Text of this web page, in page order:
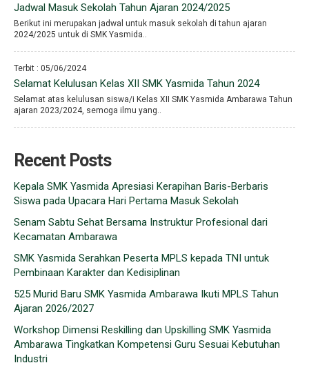
Jadwal Masuk Sekolah Tahun Ajaran 2024/2025
Berikut ini merupakan jadwal untuk masuk sekolah di tahun ajaran
2024/2025 untuk di SMK Yasmida..
Terbit : 05/06/2024
Selamat Kelulusan Kelas XII SMK Yasmida Tahun 2024
Selamat atas kelulusan siswa/i Kelas XII SMK Yasmida Ambarawa Tahun
ajaran 2023/2024, semoga ilmu yang..
Recent Posts
Kepala SMK Yasmida Apresiasi Kerapihan Baris-Berbaris
Siswa pada Upacara Hari Pertama Masuk Sekolah
Senam Sabtu Sehat Bersama Instruktur Profesional dari
Kecamatan Ambarawa
SMK Yasmida Serahkan Peserta MPLS kepada TNI untuk
Pembinaan Karakter dan Kedisiplinan
525 Murid Baru SMK Yasmida Ambarawa Ikuti MPLS Tahun
Ajaran 2026/2027
Workshop Dimensi Reskilling dan Upskilling SMK Yasmida
Ambarawa Tingkatkan Kompetensi Guru Sesuai Kebutuhan
Industri